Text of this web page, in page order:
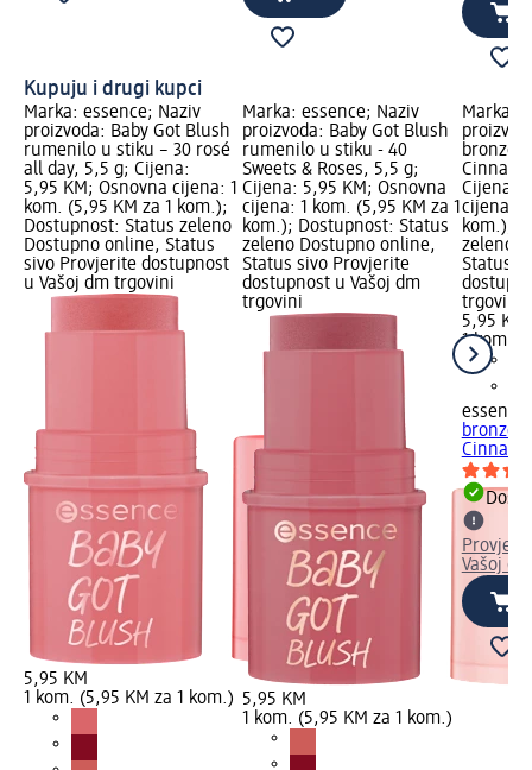
Kupuju i drugi kupci
Marka: essence; Naziv
proizvoda: Baby Got Blush
rumenilo u stiku – 30 rosé
all day, 5,5 g; Cijena:
5,95 KM; Osnovna cijena: 1
kom. (5,95 KM za 1 kom.);
Dostupnost: Status zeleno
Dostupno online, Status
sivo Provjerite dostupnost
u Vašoj dm trgovini
5,95 KM
1 kom. (5,95 KM za 1 kom.)
Marka: essence; Naziv
proizvoda: Baby Got Blush
rumenilo u stiku - 40
Sweets & Roses, 5,5 g;
Cijena: 5,95 KM; Osnovna
cijena: 1 kom. (5,95 KM za 1
kom.); Dostupnost: Status
zeleno Dostupno online,
Status sivo Provjerite
dostupnost u Vašoj dm
trgovini
5,95 KM
1 kom. (5,95 KM za 1 kom.)
Marka:
bronzer
Cijena:
cijena: 1
kom.);
zeleno
Status
trgovini
5,95 KM
1 kom.
essence
bronzer
Vašoj